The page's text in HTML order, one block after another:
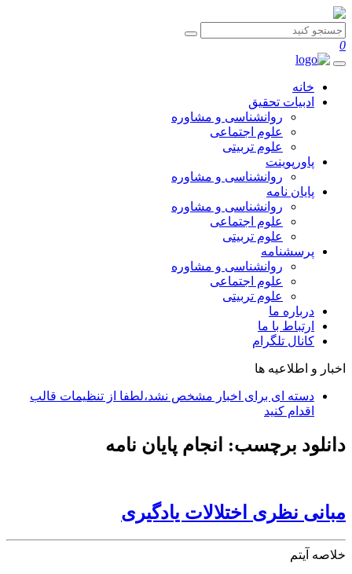
0
خانه
ادبیات تحقیق
روانشناسی و مشاوره
علوم اجتماعی
علوم تربیتی
پاورپوینت
روانشناسی و مشاوره
پایان نامه
روانشناسی و مشاوره
علوم اجتماعی
علوم تربیتی
پرسشنامه
روانشناسی و مشاوره
علوم اجتماعی
علوم تربیتی
درباره ما
ارتباط با ما
کانال تلگرام
اخبار و اطلاعیه ها
دسته ای برای اخبار مشخص نشد،لطفا از تنظیمات قالب
اقدام کنید
دانلود برچسب: انجام پایان نامه
مبانی نظری اختلالات یادگیری
خلاصه آیتم